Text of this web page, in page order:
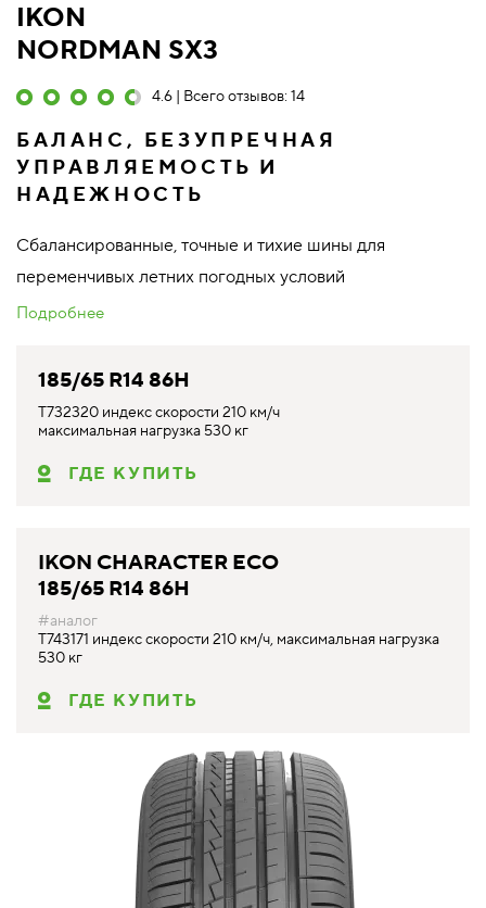
IKON
NORDMAN SX3
4.6 | Всего отзывов: 14
БАЛАНС, БЕЗУПРЕЧНАЯ
УПРАВЛЯЕМОСТЬ И
НАДЕЖНОСТЬ
Сбалансированные, точные и тихие шины для
переменчивых летних погодных условий
Подробнее
185/65 R14 86H
T732320 индекс скорости 210 км/ч
максимальная нагрузка 530 кг
ГДЕ КУПИТЬ
IKON CHARACTER ECO
185/65 R14 86H
#аналог
T743171 индекс скорости 210 км/ч, максимальная нагрузка
530 кг
ГДЕ КУПИТЬ